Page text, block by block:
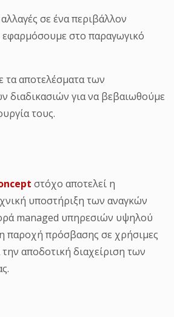
σε ένα περιβάλλον
εφαρμόσουμε στο παραγωγικό
αποτελέσματα των
διαδικασιών για να βεβαιωθούμε
τους.
στόχο αποτελεί η
υποστήριξη των αναγκών
managed υπηρεσιών υψηλού
παροχή πρόσβασης σε χρήσιμες
την αποδοτική διαχείριση των